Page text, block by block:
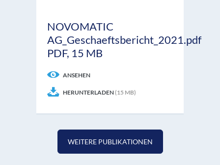
NOVOMATIC
AG_Geschaeftsbericht_2021.pdf
PDF, 15 MB
ANSEHEN
HERUNTERLADEN(15 MB)
WEITERE PUBLIKATIONEN